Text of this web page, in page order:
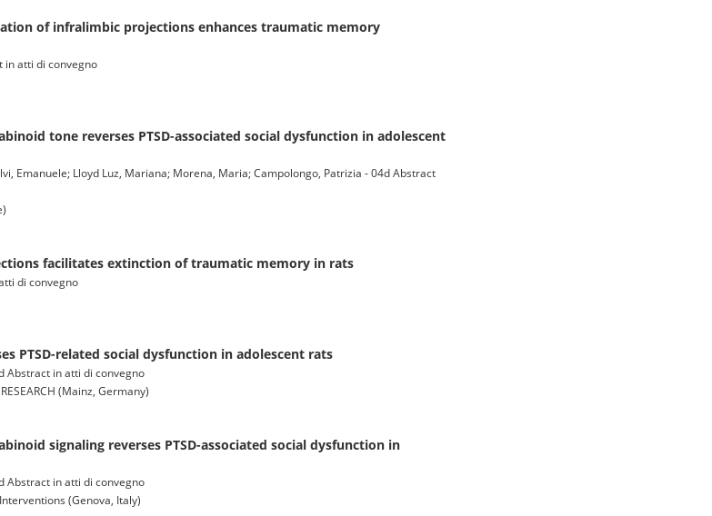
of infralimbic projections enhances traumatic memory
in atti di convegno
tone reverses PTSD-associated social dysfunction in adolescent
Emanuele; Lloyd Luz, Mariana; Morena, Maria; Campolongo, Patrizia - 04d Abstract
facilitates extinction of traumatic memory in rats
di convegno
PTSD-related social dysfunction in adolescent rats
Abstract in atti di convegno
(Mainz, Germany)
signaling reverses PTSD-associated social dysfunction in
Abstract in atti di convegno
(Genova, Italy)